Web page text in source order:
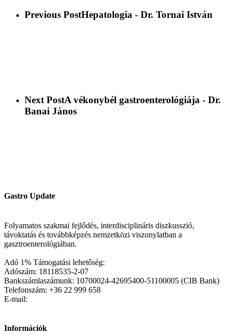
Previous PostHepatologia - Dr. Tornai István
Next PostA vékonybél gastroenterológiája - Dr.
Banai János
Gastro Update
Folyamatos szakmai fejlődés, interdisciplináris diszkusszió,
távoktatás és továbbképzés nemzetközi viszonylatban a
gasztroenterológiában.
Adó 1% Támogatási lehetőség:
Adószám: 18118535-2-07
Bankszámlaszámunk: 10700024-42695400-51100005 (CIB Bank)
Telefonszám: +36 22 999 658
E-mail:
Információk